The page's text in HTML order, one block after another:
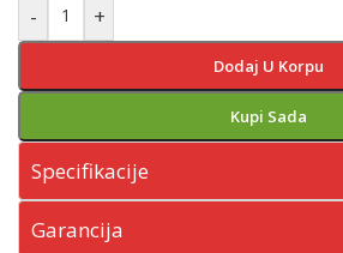
- +
Dodaj U Korpu
Kupi Sada
Specifikacije
Garancija